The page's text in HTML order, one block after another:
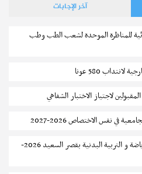
آخر الإجابات
للمناظرة الموحدة لشعب الطب وطب
580 عونا
لاجتياز الاختبار الشفاهي
في نفس الاختصاص 2026-2027
تسجيل طلبة المعهد العالي للرياضة و التربية البدنية بقصر السعيد 2026-